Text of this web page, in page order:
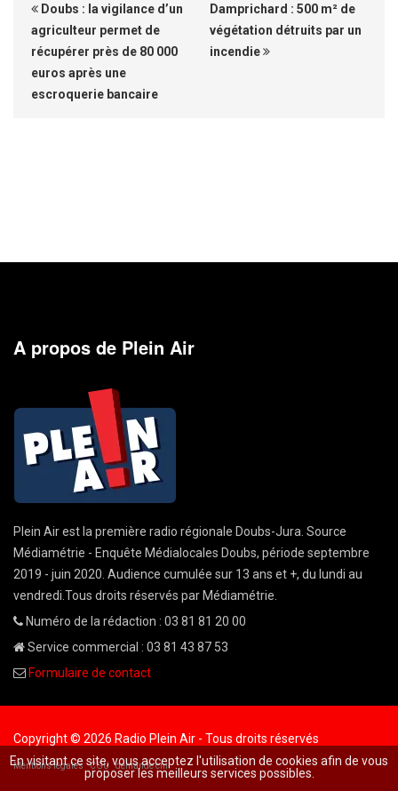
Doubs : la vigilance d’un
agriculteur permet de
récupérer près de 80 000
euros après une
escroquerie bancaire
Damprichard : 500 m² de
végétation détruits par un
incendie
A propos de Plein Air
Plein Air est la première radio régionale Doubs-Jura. Source
Médiamétrie - Enquête Médialocales Doubs, période septembre
2019 - juin 2020. Audience cumulée sur 13 ans et +, du lundi au
vendredi.Tous droits réservés par Médiamétrie.
Numéro de la rédaction : 03 81 81 20 00
Service commercial : 03 81 43 87 53
Formulaire de contact
Copyright © 2026 Radio Plein Air - Tous droits réservés
Mentions légales CGU demande cnil
En visitant ce site, vous acceptez l'utilisation de cookies afin de vous
proposer les meilleurs services possibles.